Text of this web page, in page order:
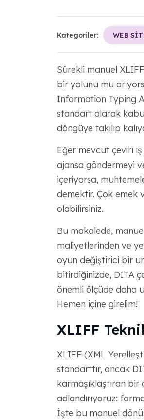
Kategoriler: WEB
Sürekli manuel
bir yolunu mu
Information Typing
standart olarak
döngüye takılıp
Eğer mevcut çeviri iş
ajansa göndermeyi
içeriyorsa,
demektir. Çok emek
olabilirsiniz.
Bu makalede,
maliyetlerinden ve
oyun değiştirici bir
bitirdiğinizde, DITA
önemli ölçüde daha
Hemen içine girelim!
XLIFF
XLIFF (XML
standarttır, ancak
karmaşıklaştıran
adlandırıyoruz:
İşte bu manuel